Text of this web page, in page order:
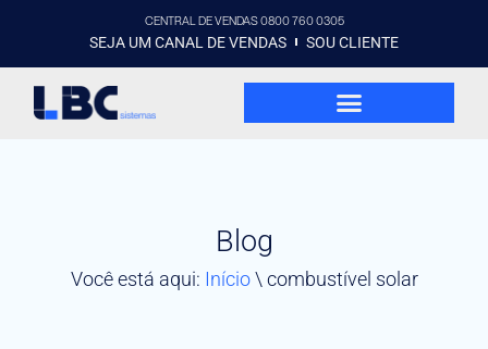
CENTRAL DE VENDAS 0800 760 0305
SEJA UM CANAL DE VENDAS SOU CLIENTE
Blog
Você está aqui: Início\ combustível solar